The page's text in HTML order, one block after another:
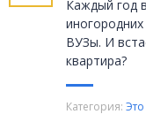
Каждый год
ВУЗы. И
квартира?
Категория: